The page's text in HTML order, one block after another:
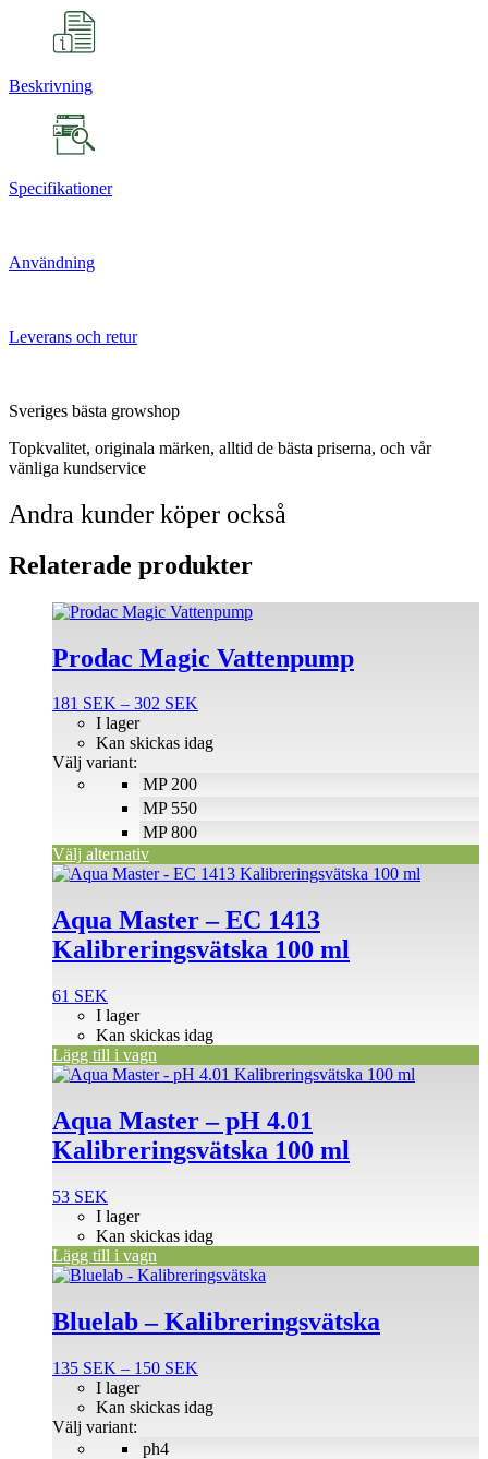
Beskrivning
Specifikationer
Användning
Leverans och retur
Sveriges bästa growshop
Topkvalitet, originala märken, alltid de bästa priserna, och vår
vänliga kundservice
Andra kunder köper också
Relaterade produkter
Prodac Magic Vattenpump
181 SEK – 302 SEK
till
MP 200
MP 550
MP 800
I lager
Kan skickas idag
Välj variant:
Välj alternativ
Den
produkten
har
varianter.
olika
alternativen
produktsidan
Aqua Master – EC 1413
Kalibreringsvätska 100 ml
61 SEK
I lager
Kan skickas idag
Lägg till i vagn
Aqua Master – pH 4.01
Kalibreringsvätska 100 ml
53 SEK
I lager
Kan skickas idag
Lägg till i vagn
Bluelab – Kalibreringsvätska
135 SEK – 150 SEK
till
ph4
I lager
Kan skickas idag
Välj variant:
Den
produkten
har
varianter.
olika
alternativen